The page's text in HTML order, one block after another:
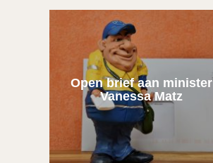
Open brief aan minister
Vanessa Matz